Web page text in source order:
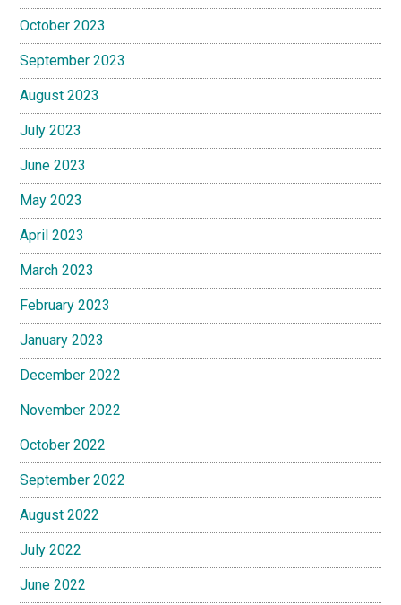
October 2023
September 2023
August 2023
July 2023
June 2023
May 2023
April 2023
March 2023
February 2023
January 2023
December 2022
November 2022
October 2022
September 2022
August 2022
July 2022
June 2022